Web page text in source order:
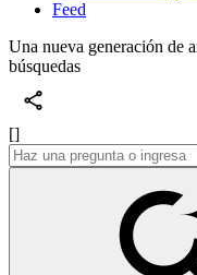
Feed
Una nueva generación de
búsquedas
[]